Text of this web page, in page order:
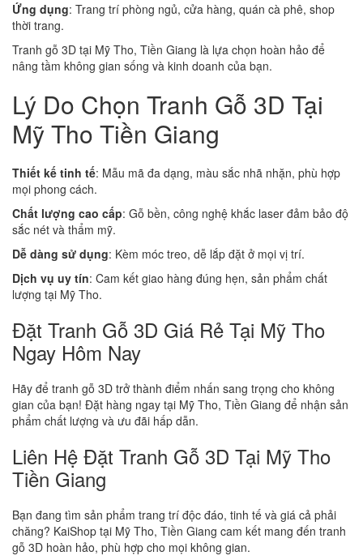
Ứng dụng: Trang trí phòng ngủ, cửa hàng, quán cà phê, shop
thời trang.
Tranh gỗ 3D tại Mỹ Tho, Tiền Giang là lựa chọn hoàn hảo để
nâng tầm không gian sống và kinh doanh của bạn.
Lý Do Chọn Tranh Gỗ 3D Tại
Mỹ Tho Tiền Giang
Thiết kế tinh tế: Mẫu mã đa dạng, màu sắc nhã nhặn, phù hợp
mọi phong cách.
Chất lượng cao cấp: Gỗ bền, công nghệ khắc laser đảm bảo độ
sắc nét và thẩm mỹ.
Dễ dàng sử dụng: Kèm móc treo, dễ lắp đặt ở mọi vị trí.
Dịch vụ uy tín: Cam kết giao hàng đúng hẹn, sản phẩm chất
lượng tại Mỹ Tho.
Đặt Tranh Gỗ 3D Giá Rẻ Tại Mỹ Tho
Ngay Hôm Nay
Hãy để tranh gỗ 3D trở thành điểm nhấn sang trọng cho không
gian của bạn! Đặt hàng ngay tại Mỹ Tho, Tiền Giang để nhận sản
phẩm chất lượng và ưu đãi hấp dẫn.
Liên Hệ Đặt Tranh Gỗ 3D Tại Mỹ Tho
Tiền Giang
Bạn đang tìm sản phẩm trang trí độc đáo, tinh tế và giá cả phải
chăng? KaiShop tại Mỹ Tho, Tiền Giang cam kết mang đến tranh
gỗ 3D hoàn hảo, phù hợp cho mọi không gian.